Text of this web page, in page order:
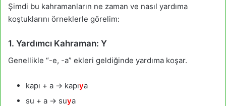
Şimdi bu kahramanların ne zaman ve nasıl yardıma
koştuklarını örneklerle görelim:
1. Yardımcı Kahraman: Y
Genellikle “-e, -a” ekleri geldiğinde yardıma koşar.
kapı + a → kapıya
su + a → suya